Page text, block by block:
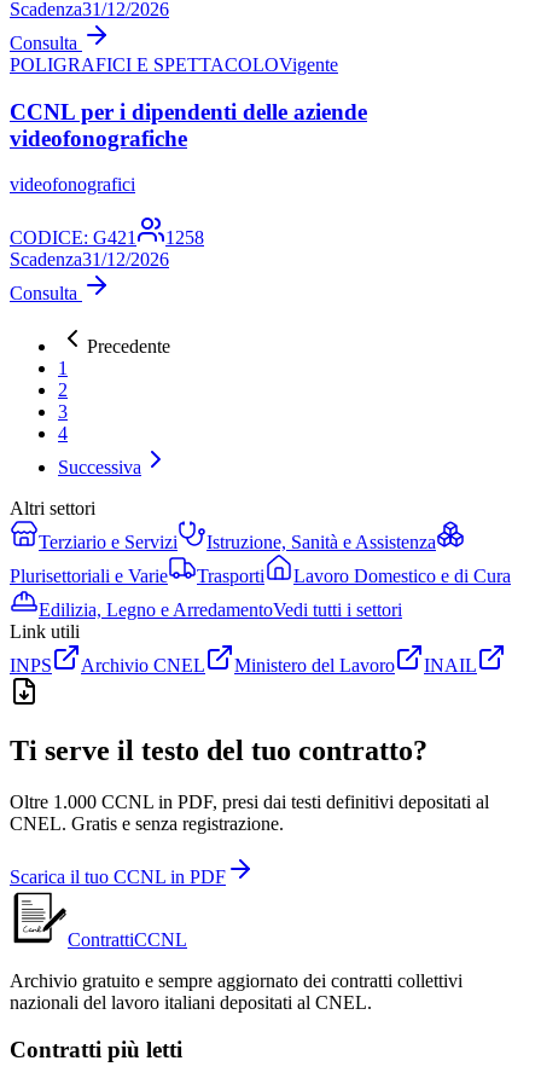
Scadenza31/12/2026
Consulta
POLIGRAFICI E SPETTACOLOVigente
CCNL per i dipendenti delle aziende
videofonografiche
videofonografici
CODICE: G421
1258
Scadenza31/12/2026
Consulta
Precedente
1
2
3
4
Successiva
Altri settori
Terziario e Servizi
Istruzione, Sanità e Assistenza
Plurisettoriali e Varie
Trasporti
Lavoro Domestico e di Cura
Edilizia, Legno e ArredamentoVedi tutti i settori
Link utili
INPS
Archivio CNEL Ministero del Lavoro INAIL
Ti serve il testo del tuo contratto?
Oltre 1.000 CCNL in PDF, presi dai testi definitivi depositati al
CNEL. Gratis e senza registrazione.
Scarica il tuo CCNL in PDF
ContrattiCCNL
Archivio gratuito e sempre aggiornato dei contratti collettivi
nazionali del lavoro italiani depositati al CNEL.
Contratti più letti